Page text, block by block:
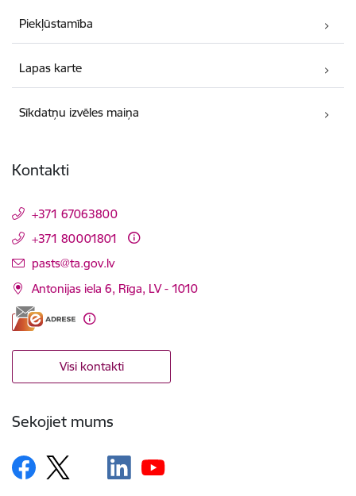
Piekļūstamība
Lapas karte
Sīkdatņu izvēles maiņa
Kontakti
+371 67063800
+371 80001801
E-pasts:
pasts@ta.gov.lv
Antonijas iela 6, Rīga, LV - 1010
Visi kontakti
Sekojiet mums